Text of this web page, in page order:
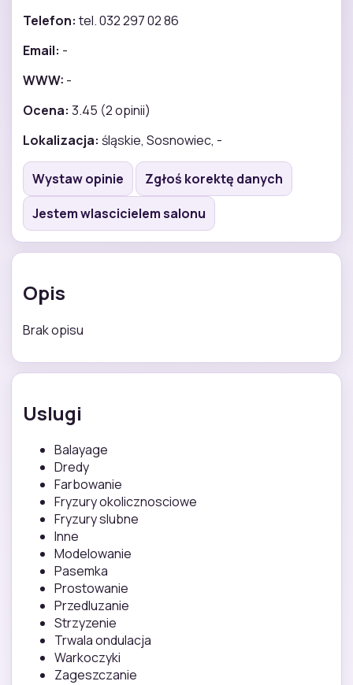
Telefon: tel. 032 297 02 86
Email: -
WWW: -
Ocena: 3.45 (2 opinii)
Lokalizacja: śląskie, Sosnowiec, -
Wystaw opinie
Zgłoś korektę danych
Jestem wlascicielem salonu
Opis
Brak opisu
Uslugi
Balayage
Dredy
Farbowanie
Fryzury okolicznosciowe
Fryzury slubne
Inne
Modelowanie
Pasemka
Prostowanie
Przedluzanie
Strzyzenie
Trwala ondulacja
Warkoczyki
Zageszczanie